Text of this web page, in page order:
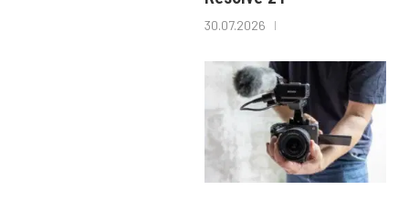
30.07.2026